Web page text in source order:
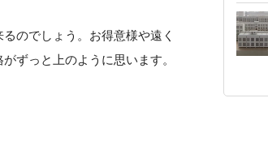
のでしょう。お得意様や遠く
ずっと上のように思います。